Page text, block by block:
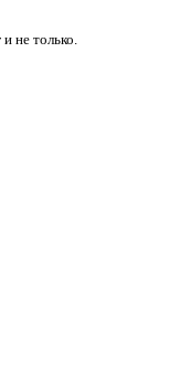
не только.